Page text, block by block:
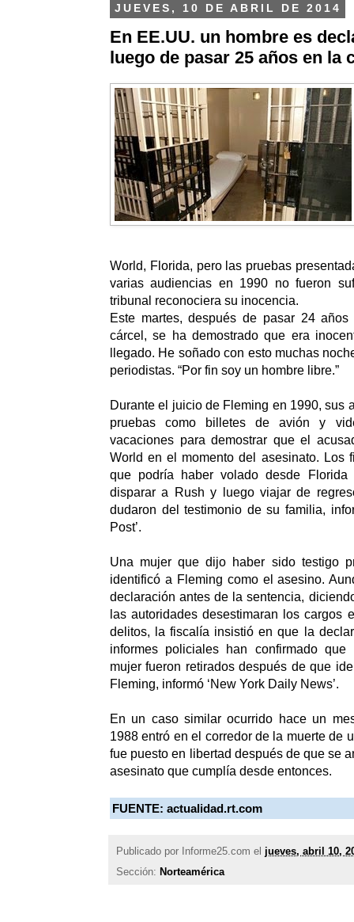
JUEVES, 10 DE ABRIL DE 2014
En EE.UU. un hombre es
luego de pasar 25 años en la
World, Florida, pero las pruebas
varias audiencias en 1990 no fueron
tribunal reconociera su inocencia.
Este martes, después de pasar 24
cárcel, se ha demostrado que era
llegado. He soñado con esto muchas
periodistas. “Por fin soy un hombre libre.”
Durante el juicio de Fleming en 1990, sus
pruebas como billetes de avión y
vacaciones para demostrar que el
World en el momento del asesinato. Los
que podría haber volado desde Florida
disparar a Rush y luego viajar de
dudaron del testimonio de su familia,
Post’.
Una mujer que dijo haber sido testigo
identificó a Fleming como el asesino.
declaración antes de la sentencia,
las autoridades desestimaran los cargos
delitos, la fiscalía insistió en que la
informes policiales han confirmado
mujer fueron retirados después de que
Fleming, informó ‘New York Daily News’.
En un caso similar ocurrido hace un
1988 entró en el corredor de la muerte de
fue puesto en libertad después de que se
asesinato que cumplía desde entonces.
FUENTE: actualidad.rt.com
Publicado por Informe25.com el jueves, abril 10,
Sección: Norteamérica